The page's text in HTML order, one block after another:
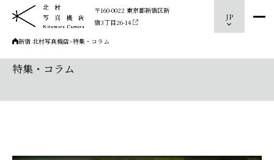
〒160-0022 東京都新宿区新
宿3丁目26-14
JP
新宿 北村写真機店>特集・コラム
特集・コラム